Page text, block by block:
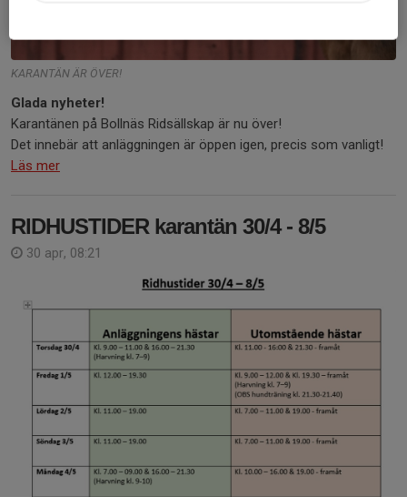
KARANTÄN ÄR ÖVER!
Glada nyheter!
Karantänen på Bollnäs Ridsällskap är nu över!
Det innebär att anläggningen är öppen igen, precis som vanligt!
Läs mer
RIDHUSTIDER karantän 30/4 - 8/5
30 apr, 08:21